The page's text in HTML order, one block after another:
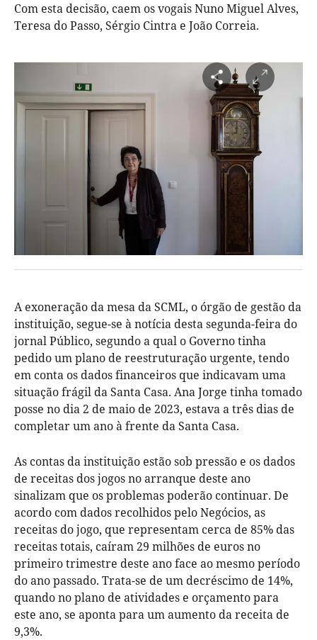
Com esta decisão, caem os vogais Nuno Miguel Alves,
Teresa do Passo, Sérgio Cintra e João Correia.
A exoneração da mesa da SCML, o órgão de gestão da
instituição, segue-se à notícia desta segunda-feira do
jornal Público, segundo a qual o Governo tinha
pedido um plano de reestruturação urgente, tendo
em conta os dados financeiros que indicavam uma
situação frágil da Santa Casa. Ana Jorge tinha tomado
posse no dia 2 de maio de 2023, estava a três dias de
completar um ano à frente da Santa Casa.
As contas da instituição estão sob pressão e os dados
de receitas dos jogos no arranque deste ano
sinalizam que os problemas poderão continuar. De
acordo com dados recolhidos pelo Negócios, as
receitas do jogo, que representam cerca de 85% das
receitas totais, caíram 29 milhões de euros no
primeiro trimestre deste ano face ao mesmo período
do ano passado. Trata-se de um decréscimo de 14%,
quando no plano de atividades e orçamento para
este ano, se aponta para um aumento da receita de
9,3%.